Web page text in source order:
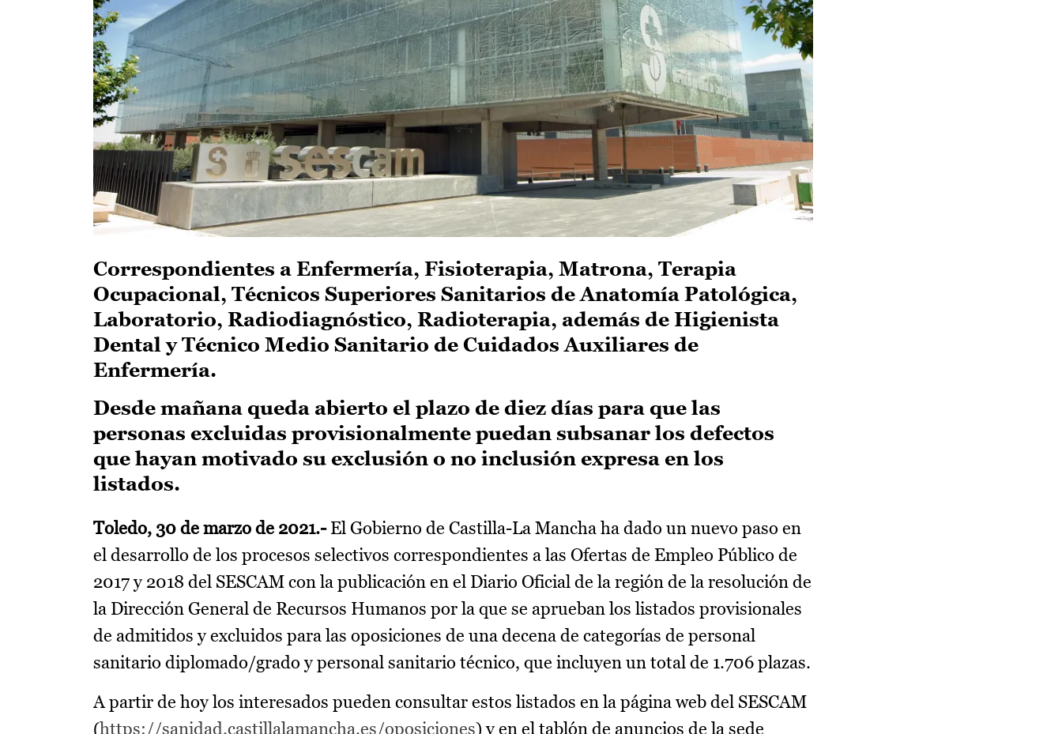
Correspondientes a Enfermería, Fisioterapia, Matrona, Terapia
Ocupacional, Técnicos Superiores Sanitarios de Anatomía Patológica,
Laboratorio, Radiodiagnóstico, Radioterapia, además de Higienista
Dental y Técnico Medio Sanitario de Cuidados Auxiliares de
Enfermería.
Desde mañana queda abierto el plazo de diez días para que las
personas excluidas provisionalmente puedan subsanar los defectos
que hayan motivado su exclusión o no inclusión expresa en los
listados.
Toledo, 30 de marzo de 2021.- El Gobierno de Castilla-La Mancha ha dado un nuevo paso en
el desarrollo de los procesos selectivos correspondientes a las Ofertas de Empleo Público de
2017 y 2018 del SESCAM con la publicación en el Diario Oficial de la región de la resolución de
la Dirección General de Recursos Humanos por la que se aprueban los listados provisionales
de admitidos y excluidos para las oposiciones de una decena de categorías de personal
sanitario diplomado/grado y personal sanitario técnico, que incluyen un total de 1.706 plazas.
A partir de hoy los interesados pueden consultar estos listados en la página web del SESCAM
(https://sanidad.castillalamancha.es/oposiciones) y en el tablón de anuncios de la sede